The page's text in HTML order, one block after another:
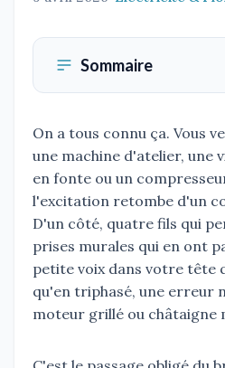
Sommaire
On a tous connu ça. Vous
une machine d'atelier, une
en fonte ou un
l'excitation retombe d'un
D'un côté, quatre fils qui
prises murales qui en ont
petite voix dans votre tête
qu'en triphasé, une erreur
moteur grillé ou châtaigne